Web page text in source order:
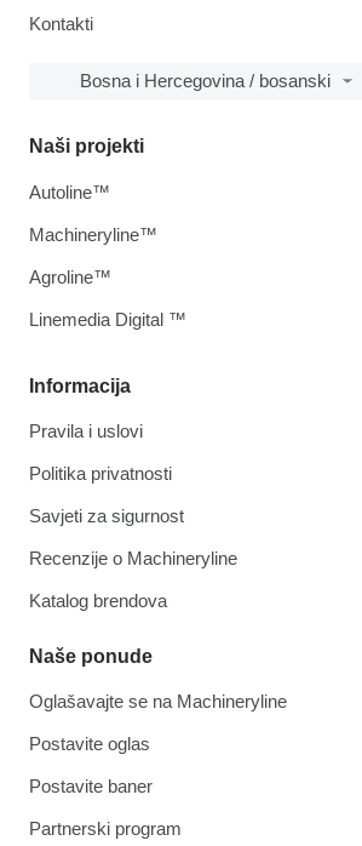
Kontakti
Bosna i Hercegovina / bosanski
Informacija
Pravila i uslovi
Politika privatnosti
Savjeti za sigurnost
Recenzije o Machineryline
Katalog brendova
Naše ponude
Oglašavajte se na Machineryline
Postavite oglas
Postavite baner
Partnerski program
Naši projekti
Autoline™
Machineryline™
Agroline™
Linemedia Digital ™